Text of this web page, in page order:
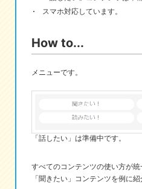
スマホ対応しています。
How to...
メニューです。
「話したい」は準備中です。
すべてのコンテンツの使い方が統
「聞きたい」コンテンツを例に紹